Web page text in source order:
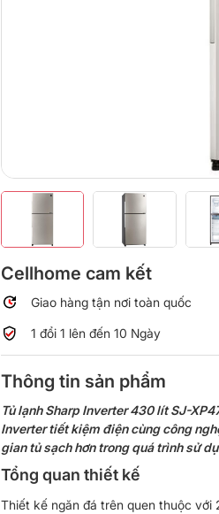
Cellhome cam kết
Giao hàng tận nơi toàn quốc
1 đổi 1 lên đến 10 Ngày
Thông tin sản phẩm
Tủ lạnh Sharp Inverter 430 lít SJ-
Inverter tiết kiệm điện cùng công
gian tủ sạch hơn trong quá trình sử
Tổng quan thiết kế
Thiết kế ngăn đá trên quen thuộc với